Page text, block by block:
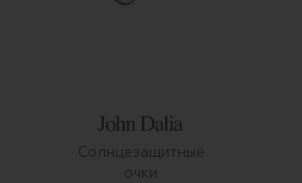
Солнцезащитные
очки